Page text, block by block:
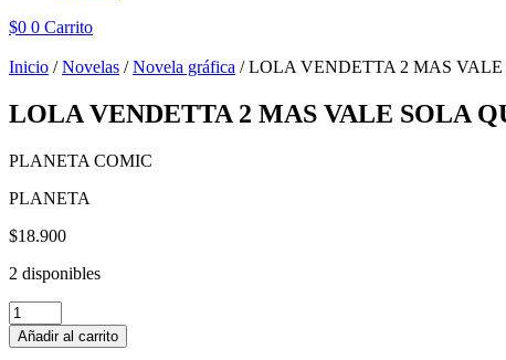
$0 0 Carrito
Inicio /Novelas /Novela gráfica / LOLA VENDETTA 2 MAS
LOLA VENDETTA 2 MAS VALE SOLA
PLANETA COMIC
PLANETA
$18.900
2 disponibles
LOLA
VENDETTA
2
Añadir al carrito